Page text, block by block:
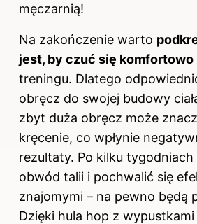
męczarnią!
Na zakończenie warto
jest, by czuć się komfortowo
treningu. Dlatego
obręcz do swojej budowy
zbyt duża obręcz może
kręcenie, co wpłynie
rezultaty. Po kilku
obwód talii i pochwalić się
znajomymi – na pewno będą
Dzięki hula hop z